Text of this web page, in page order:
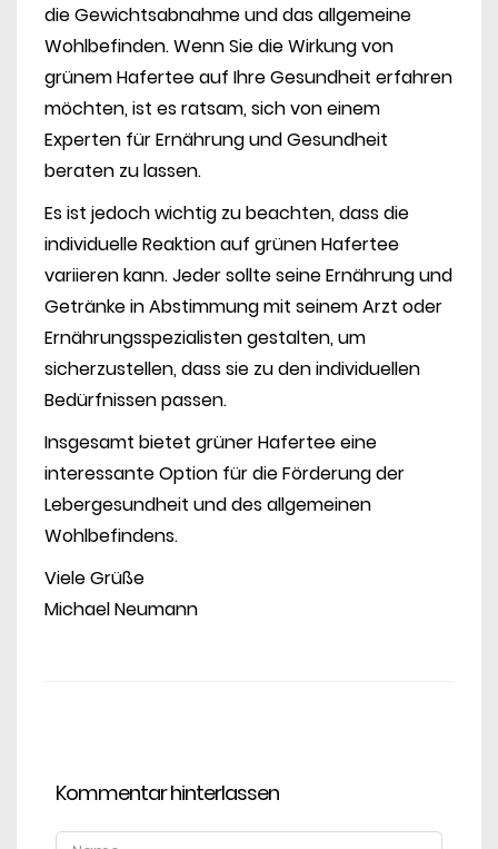
die Gewichtsabnahme und das allgemeine
Wohlbefinden. Wenn Sie die Wirkung von
grünem Hafertee auf Ihre Gesundheit erfahren
möchten, ist es ratsam, sich von einem
Experten für Ernährung und Gesundheit
beraten zu lassen.
Es ist jedoch wichtig zu beachten, dass die
individuelle Reaktion auf grünen Hafertee
variieren kann. Jeder sollte seine Ernährung und
Getränke in Abstimmung mit seinem Arzt oder
Ernährungsspezialisten gestalten, um
sicherzustellen, dass sie zu den individuellen
Bedürfnissen passen.
Insgesamt bietet grüner Hafertee eine
interessante Option für die Förderung der
Lebergesundheit und des allgemeinen
Wohlbefindens.
Viele Grüße
Michael Neumann
Kommentar hinterlassen